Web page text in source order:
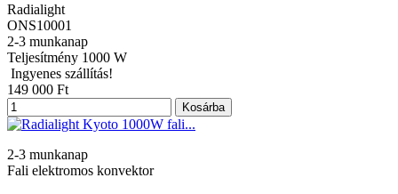
Radialight
ONS10001
2-3 munkanap
Teljesítmény 1000 W
Ingyenes szállítás!
149 000 Ft
Kosárba
2-3 munkanap
Fali elektromos konvektor